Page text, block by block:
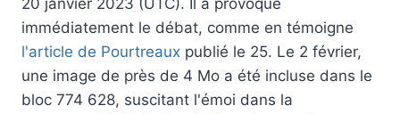
20 janvier 2023 (UTC). Il a provoqué
immédiatement le débat, comme en témoigne
l'article de Pourtreaux publié le 25. Le 2 février,
une image de près de 4 Mo a été incluse dans le
bloc 774 628, suscitant l'émoi dans la